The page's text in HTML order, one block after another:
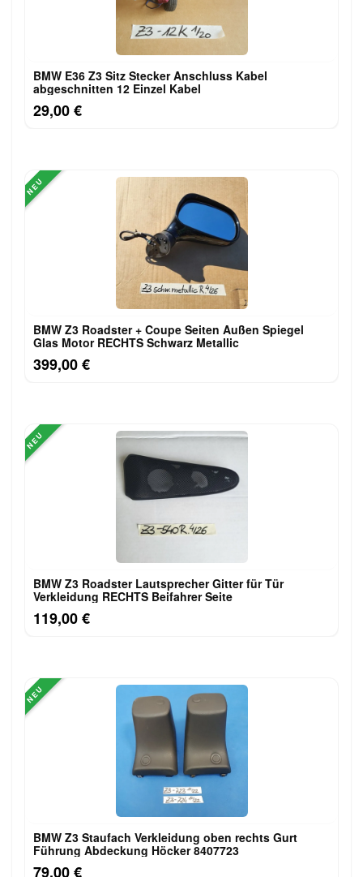
BMW E36 Z3 Sitz Stecker Anschluss Kabel
abgeschnitten 12 Einzel Kabel
29,00 €
NEU
BMW Z3 Roadster + Coupe Seiten Außen Spiegel
Glas Motor RECHTS Schwarz Metallic
399,00 €
NEU
BMW Z3 Roadster Lautsprecher Gitter für Tür
Verkleidung RECHTS Beifahrer Seite
119,00 €
NEU
BMW Z3 Staufach Verkleidung oben rechts Gurt
Führung Abdeckung Höcker 8407723
79,00 €